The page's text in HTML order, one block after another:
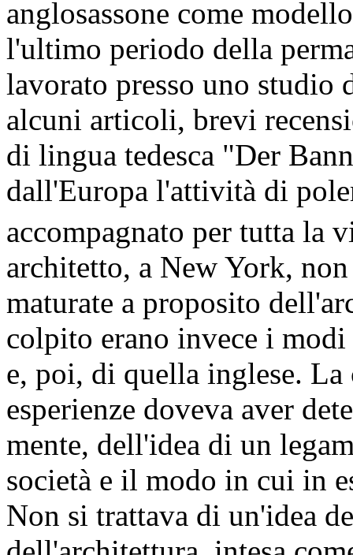
anglosassone come
l'ultimo periodo della
lavorato presso uno studio
alcuni articoli, brevi
di lingua tedesca "Der
dall'Europa l'attività di
accompagnato per tutta la
architetto, a New York,
maturate a proposito
colpito erano invece i
e, poi, di quella inglese. La
esperienze doveva aver
mente, dell'idea di un
società e il modo in cui in
Non si trattava di un'idea